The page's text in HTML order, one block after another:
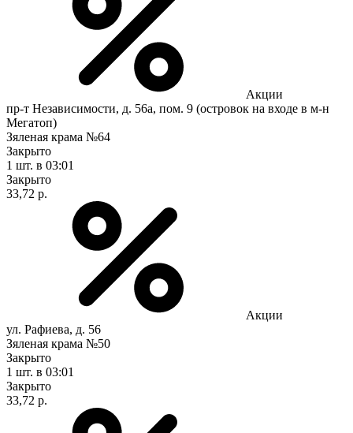
Акции
пр-т Независимости, д. 56а, пом. 9 (островок на входе в м-н
Мегатоп)
Зяленая крама №64
Закрыто
1 шт. в 03:01
Закрыто
33,72 р.
Акции
ул. Рафиева, д. 56
Зяленая крама №50
Закрыто
1 шт. в 03:01
Закрыто
33,72 р.